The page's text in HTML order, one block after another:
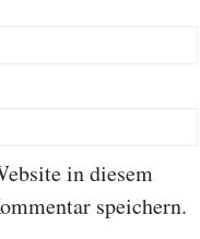
in diesem
speichern.